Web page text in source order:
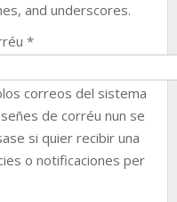
and underscores.
*
correos del sistema
de corréu nun se
si quier recibir una
o notificaciones per